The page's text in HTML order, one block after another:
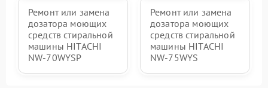
Ремонт или замена
дозатора моющих
средств стиральной
машины HITACHI
NW-70WYSP
Ремонт или замена
дозатора моющих
средств стиральной
машины HITACHI
NW-75WYS